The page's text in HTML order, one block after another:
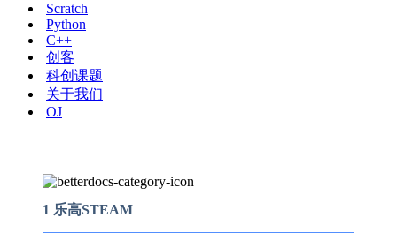
Scratch
Python
C++
创客
科创课题
关于我们
OJ
1 乐高STEAM